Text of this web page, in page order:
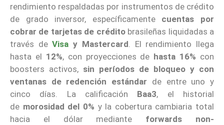
rendimiento respaldadas por instrumentos de crédito
de grado inversor, específicamente cuentas por
cobrar de tarjetas de créditobrasileñas liquidadas a
través deVisa y Mastercard. El rendimiento llega
hasta el 12%, con proyecciones de hasta 16% con
boosters activos, sin períodos de bloqueo y con
ventanas de redención estándar de entre uno y
cinco días. La calificación Baa3, el historial
de morosidad del 0% y la cobertura cambiaria total
hacia el dólar mediante forwards non-